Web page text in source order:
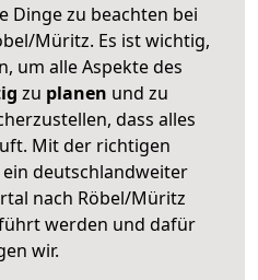
Dinge zu beachten bei
Müritz. Es ist wichtig,
um alle Aspekte des
zu planen und zu
dass alles
Mit der richtigen
deutschlandweiter
nach Röbel/Müritz
werden und dafür
wir.